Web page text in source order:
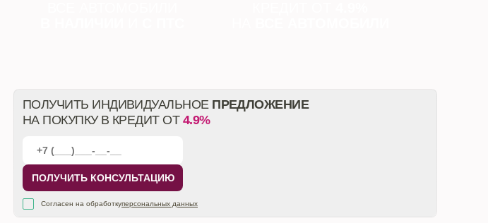
ПОЛУЧИТЬ ИНДИВИДУАЛЬНОЕ ПРЕДЛОЖЕНИЕ
НА ПОКУПКУ В КРЕДИТ ОТ 4.9%
ПОЛУЧИТЬ КОНСУЛЬТАЦИЮ
Согласен на обработкуперсональных данных